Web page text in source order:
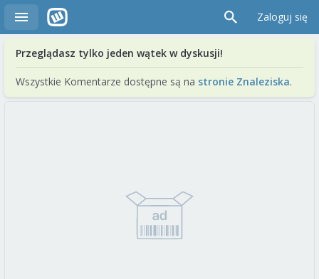
Zaloguj się
Przeglądasz tylko jeden wątek w dyskusji!
Wszystkie Komentarze dostępne są na stronie Znaleziska.